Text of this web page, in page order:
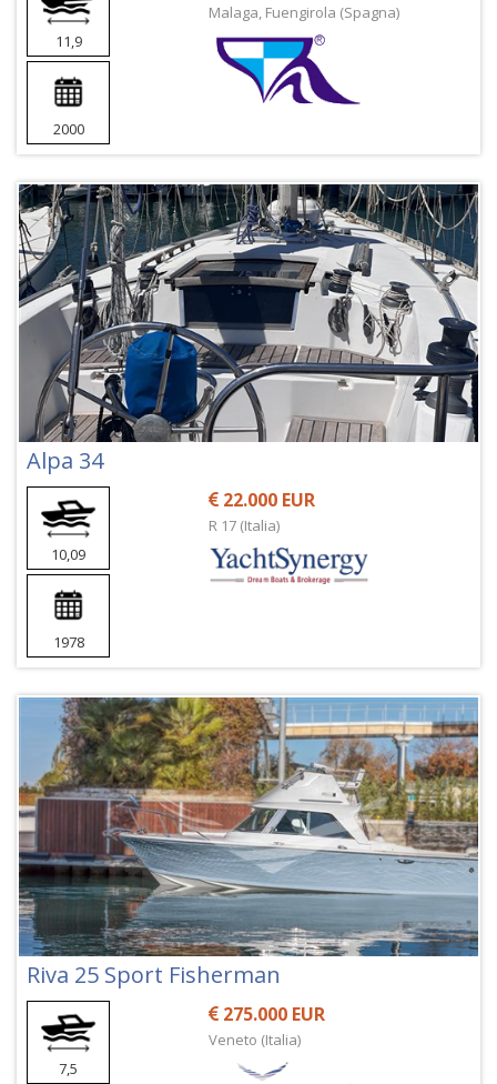
11,9
2000
Malaga, Fuengirola (Spagna)
Alpa 34
10,09
1978
22.000 EUR
R 17 (Italia)
Riva 25 Sport Fisherman
7,5
275.000 EUR
Veneto (Italia)